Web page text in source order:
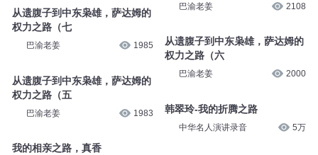
从遗腹子到中东枭雄，萨达姆的
权力之路（七
巴渝老姜 1985
从遗腹子到中东枭雄，萨达姆的
权力之路（五
巴渝老姜 1983
我的相亲之路，真香
巴渝老姜 2108
从遗腹子到中东枭雄，萨达姆的
权力之路（六
巴渝老姜 2000
韩翠玲-我的折腾之路
中华名人演讲录音 5万